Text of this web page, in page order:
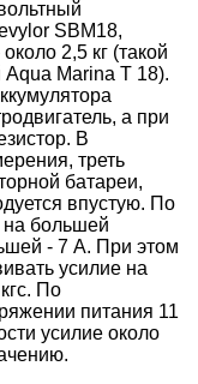
SBM18,
2,5 кг (такой
Marina T 18).
а при
В
треть
батареи,
впустую. По
на большей
- 7 А. При этом
усилие на
По
питания 11
усилие около